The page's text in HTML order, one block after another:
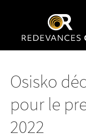
Osisko
pour le
2022